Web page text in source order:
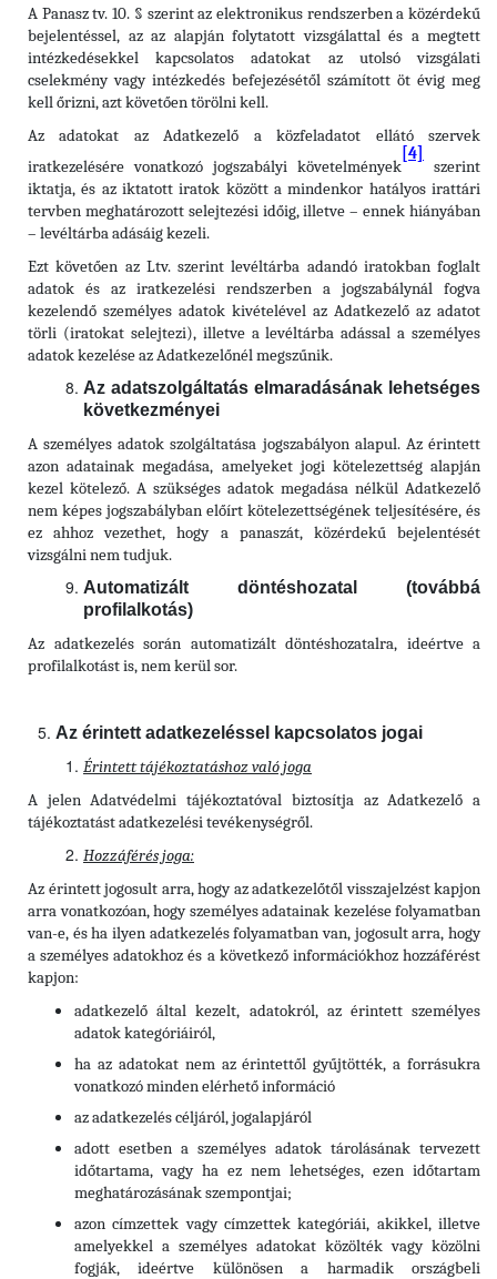
A Panasz tv. 10. § szerint az elektronikus rendszerben a közérdekű
bejelentéssel, az az alapján folytatott vizsgálattal és a megtett
intézkedésekkel kapcsolatos adatokat az utolsó vizsgálati
cselekmény vagy intézkedés befejezésétől számított öt évig meg
kell őrizni, azt követően törölni kell.
Az adatokat az Adatkezelő a közfeladatot ellátó szervek
iratkezelésére vonatkozó jogszabályi követelmények
[4]
szerint
iktatja, és az iktatott iratok között a mindenkor hatályos irattári
tervben meghatározott selejtezési időig, illetve – ennek hiányában
– levéltárba adásáig kezeli.
Ezt követően az Ltv. szerint levéltárba adandó iratokban foglalt
adatok és az iratkezelési rendszerben a jogszabálynál fogva
kezelendő személyes adatok kivételével az Adatkezelő az adatot
törli (iratokat selejtezi), illetve a levéltárba adással a személyes
adatok kezelése az Adatkezelőnél megszűnik.
Az adatszolgáltatás elmaradásának lehetséges
következményei
A személyes adatok szolgáltatása jogszabályon alapul. Az érintett
azon adatainak megadása, amelyeket jogi kötelezettség alapján
kezel kötelező. A szükséges adatok megadása nélkül Adatkezelő
nem képes jogszabályban előírt kötelezettségének teljesítésére, és
ez ahhoz vezethet, hogy a panaszát, közérdekű bejelentését
vizsgálni nem tudjuk.
Automatizált döntéshozatal (továbbá
profilalkotás)
Az adatkezelés során automatizált döntéshozatalra, ideértve a
profilalkotást is, nem kerül sor.
Az érintett adatkezeléssel kapcsolatos jogai
Érintett tájékoztatáshoz való joga
A jelen Adatvédelmi tájékoztatóval biztosítja az Adatkezelő a
tájékoztatást adatkezelési tevékenységről.
Hozzáférés joga:
Az érintett jogosult arra, hogy az adatkezelőtől visszajelzést kapjon
arra vonatkozóan, hogy személyes adatainak kezelése folyamatban
van-e, és ha ilyen adatkezelés folyamatban van, jogosult arra, hogy
a személyes adatokhoz és a következő információkhoz hozzáférést
kapjon:
adatkezelő által kezelt, adatokról, az érintett személyes
adatok kategóriáiról,
ha az adatokat nem az érintettől gyűjtötték, a forrásukra
vonatkozó minden elérhető információ
az adatkezelés céljáról, jogalapjáról
adott esetben a személyes adatok tárolásának tervezett
időtartama, vagy ha ez nem lehetséges, ezen időtartam
meghatározásának szempontjai;
azon címzettek vagy címzettek kategóriái, akikkel, illetve
amelyekkel a személyes adatokat közölték vagy közölni
fogják, ideértve különösen a harmadik országbeli